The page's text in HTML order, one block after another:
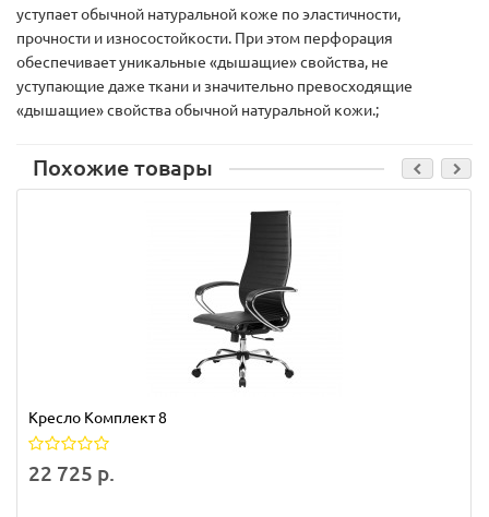
уступает обычной натуральной коже по эластичности,
прочности и износостойкости. При этом перфорация
обеспечивает уникальные «дышащие» свойства, не
уступающие даже ткани и значительно превосходящие
«дышащие» свойства обычной натуральной кожи.;
Похожие товары
Кресло Комплект 8
22 725 р.